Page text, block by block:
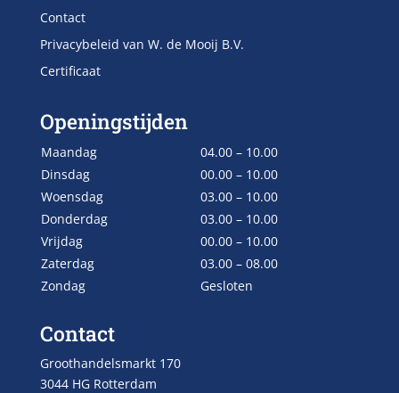
Contact
Privacybeleid van W. de Mooij B.V.
Certificaat
Openingstijden
Maandag
04.00 – 10.00
Dinsdag
00.00 – 10.00
Woensdag
03.00 – 10.00
Donderdag
03.00 – 10.00
Vrijdag
00.00 – 10.00
Zaterdag
03.00 – 08.00
Zondag
Gesloten
Contact
Groothandelsmarkt 170
3044 HG Rotterdam